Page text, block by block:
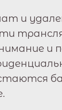
и
и